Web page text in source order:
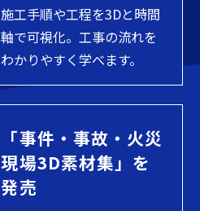
施工手順や工程を3Dと時間
軸で可視化。工事の流れを
わかりやすく学べます。
「事件・事故・火災
現場3D素材集」を
発売